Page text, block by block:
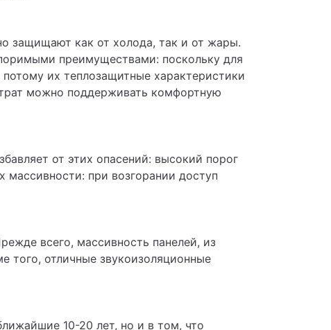
защищают как от холода, так и от жары.
преимуществами: поскольку для
их теплозащитные характеристики
можно поддерживать комфортную
от этих опасений: высокий порог
массивности: при возгорании доступ
всего, массивность панелей, из
того, отличные звукоизоляционные
10-20 лет, но и в том, что